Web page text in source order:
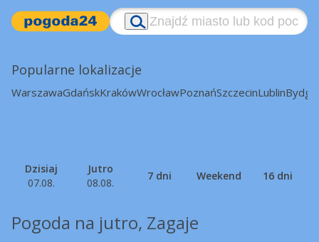
Popularne lokalizacje
WarszawaGdańskKrakówWrocławPoznańSzczecinLublin
Dzisiaj
07.08.
Jutro
08.08.
7 dni Weekend 16 dni
Pogoda na jutro, Zagaje